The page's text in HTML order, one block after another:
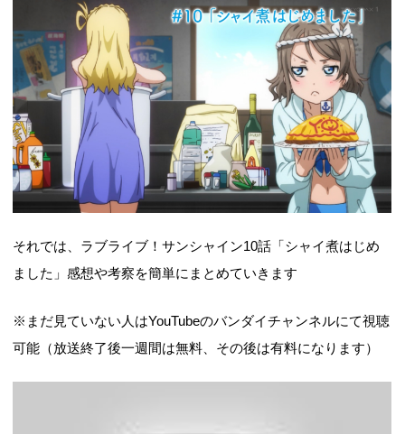
それでは、ラブライブ！サンシャイン10話「シャイ煮はじめ
ました」感想や考察を簡単にまとめていきます
※まだ見ていない人はYouTubeのバンダイチャンネルにて視聴
可能（放送終了後一週間は無料、その後は有料になります）